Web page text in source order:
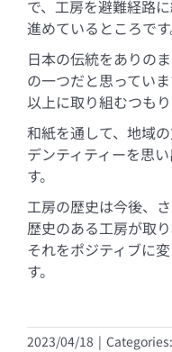
で、工房を避難経路
進めているところです
日本の伝統をありの
の一つだと思ってい
以上に取り組むつもり
和紙を通して、地域
デンティティーを思
す。
工房の歴史は今後、
歴史のある工房が取
それをポジティブに
す。
2023/04/18 | Categories: